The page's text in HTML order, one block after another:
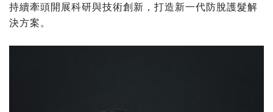
持續牽頭開展科研與技術創新，打造新一代防脫護髮解
決方案。